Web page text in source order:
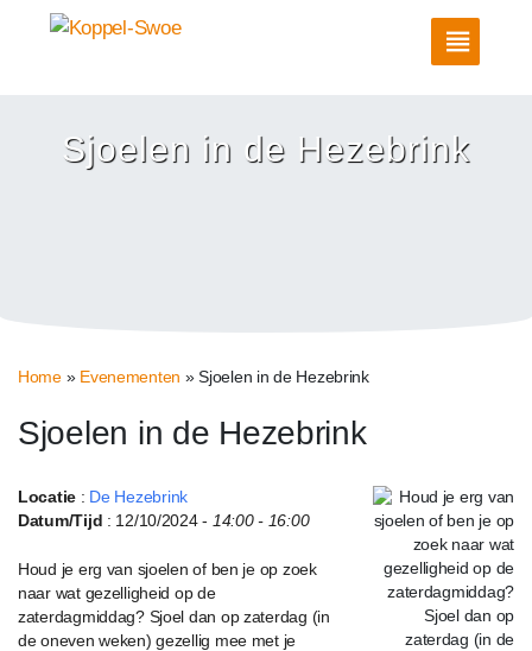
Sjoelen in de Hezebrink
Home» Evenementen »Sjoelen in de Hezebrink
Sjoelen in de Hezebrink
Locatie : De Hezebrink
Datum/Tijd : 12/10/2024 - 14:00 - 16:00
Houd je erg van sjoelen of ben je op zoek
naar wat gezelligheid op de
zaterdagmiddag? Sjoel dan op zaterdag (in
de oneven weken) gezellig mee met je